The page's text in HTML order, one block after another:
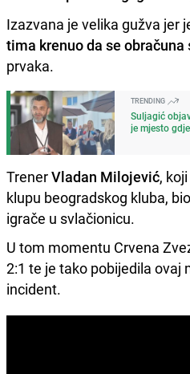
Izazvana je velika gužva jer
tima krenuo da se obračuna
prvaka.
TRENDING
Suljagić
je mjesto
TrenerVladan Milojević,
klupu beogradskog kluba,
igrače u svlačionicu.
U tom momentu Crvena
2:1 te je tako pobijedila ovaj
incident.